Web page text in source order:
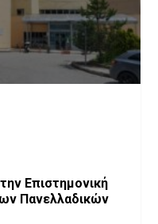
Επιστημονική
Πανελλαδικών